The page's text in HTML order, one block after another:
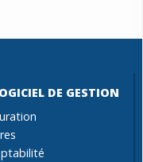
DE GESTION